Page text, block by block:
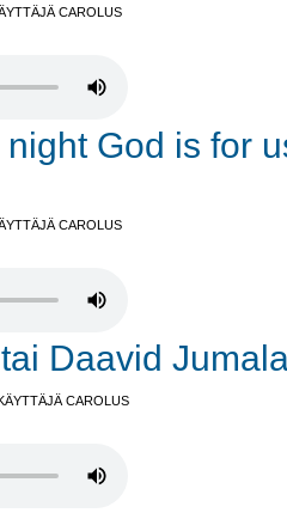
CAROLUS
God is for
CAROLUS
Daavid
CAROLUS